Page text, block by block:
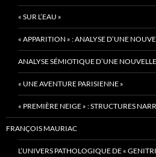
« SUR L’EAU »
« APPARITION » : ANALYSE D’UNE
ANALYSE SÉMIOTIQUE D’UNE
« UNE AVENTURE PARISIENNE »
« PREMIÈRE NEIGE » : STRUCTURES
FRANÇOIS MAURIAC
L’UNIVERS PATHOLOGIQUE DE «